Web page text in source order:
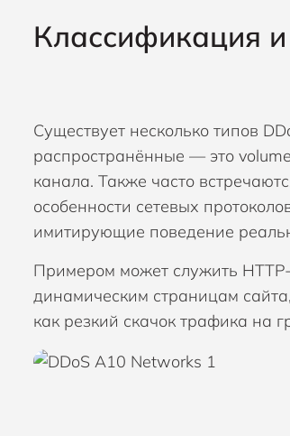
Классификация
Существует несколько типов
распространённые — это
канала. Также часто
особенности сетевых
имитирующие поведение
Примером может служить
динамическим страницам
как резкий скачок трафика на